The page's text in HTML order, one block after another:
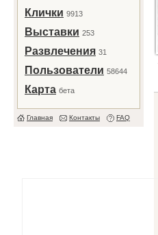
Клички 9913
Выставки 253
Развлечения 31
Пользователи 58644
Карта бета
Главная Контакты FAQ